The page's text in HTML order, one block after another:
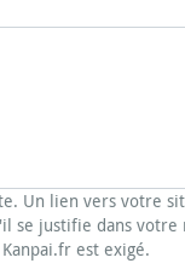
Un lien vers votre
se justifie dans votre
est exigé.